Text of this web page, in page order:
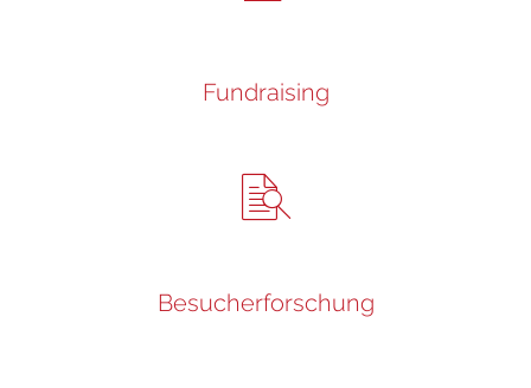
Fundraising
Besucherforschung